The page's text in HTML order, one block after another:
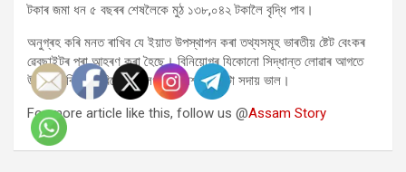
টকাৰ জমা ধন ৫ বছৰৰ শেষলৈকে মুঠ ১৩৮,০৪২ টকালৈ বৃদ্ধি পাব।
অনুগ্ৰহ কৰি মনত ৰাখিব যে ইয়াত উপস্থাপন কৰা তথ্যসমূহ ভাৰতীয় ষ্টেট বেংকৰ
ৱেবছাইটৰ পৰা আহৰণ কৰা হৈছে। বিনিয়োগৰ যিকোনো সিদ্ধান্ত লোৱাৰ আগতে
উপযুক্ত বিত্তীয় বিশেষজ্ঞৰ লগত পৰামৰ্শ লোৱাটো সদায় ভাল।
For more article like this, follow us @Assam Story